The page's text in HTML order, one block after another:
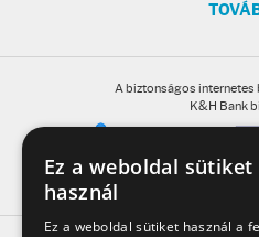
A biztonságos internetes
K&H Bank
Napozás után
Ez a weboldal sütiket
használ
Ez a weboldal sütiket használ a